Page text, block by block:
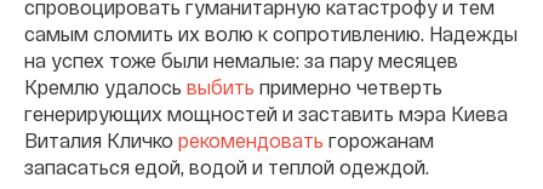
спровоцировать гуманитарную катастрофу и тем
самым сломить их волю к сопротивлению. Надежды
на успех тоже были немалые: за пару месяцев
Кремлю удалось выбить примерно четверть
генерирующих мощностей и заставить мэра Киева
Виталия Кличко рекомендовать горожанам
запасаться едой, водой и теплой одеждой.